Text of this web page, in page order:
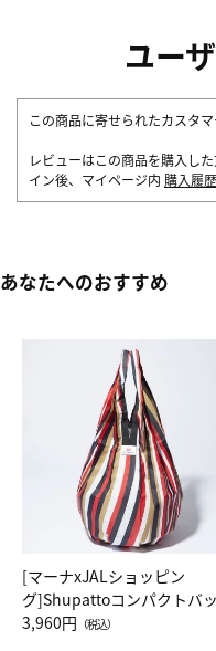
ユー
この商品に寄せられたカスタ
レビューはこの商品を購入し
イン後、マイページ内 購入履
あなたへのおすすめ
[マーナxJALショッピン
グ]Shupattoコンパクトバ
Drop JAL客室乗務員（LC）
3,960円 （税込）